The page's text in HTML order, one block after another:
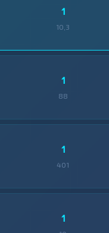
1
10,3
1
88
1
401
1